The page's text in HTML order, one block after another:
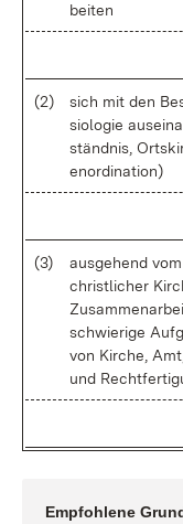
bei­ten
(2)
sich mit den
sio­lo­gie
ständ­nis,
en­or­di­na­ti­on)
(3)
aus­ge­hend
christ­li­cher
schwie­ri­ge
von Kir­che,
und
Emp­foh­le­ne